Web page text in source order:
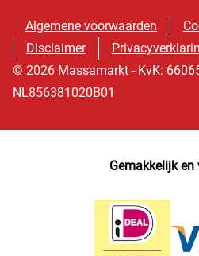
Algemene voorwaarden
Disclaimer
© 2026 Massamarkt - KvK:
NL856381020B01
Gemakkelijk